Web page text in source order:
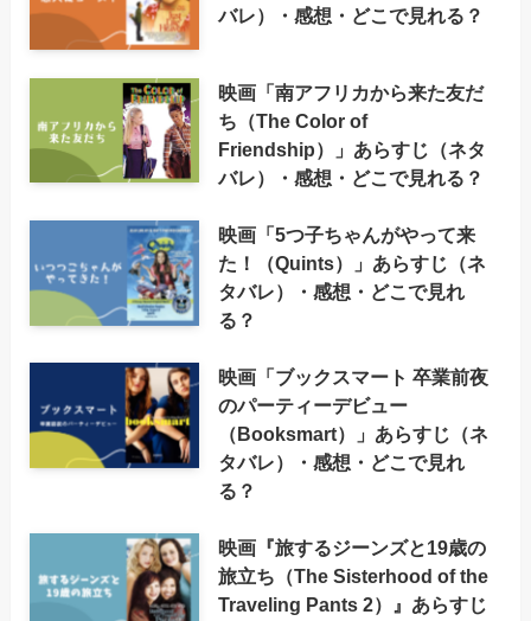
バレ）・感想・どこで見れる？
映画「南アフリカから来た友だ
ち（The Color of
Friendship）」あらすじ（ネタ
バレ）・感想・どこで見れる？
映画「5つ子ちゃんがやって来
た！（Quints）」あらすじ（ネ
タバレ）・感想・どこで見れ
る？
映画「ブックスマート 卒業前夜
のパーティーデビュー
（Booksmart）」あらすじ（ネ
タバレ）・感想・どこで見れ
る？
映画『旅するジーンズと19歳の
旅立ち（The Sisterhood of the
Traveling Pants 2）』あらすじ